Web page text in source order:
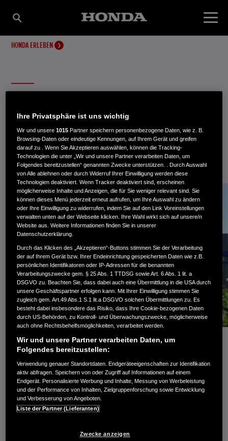
HONDA ERLEBEN
RESEARCH & DEVELOPMENT
Honda R&D Europe, mit Standorten in Deutschland,
Italien und England, ist ein integraler Bestandteil der
Honda Organisation in Europa.
Im Rahmen seiner unabhängigen Organisationsstruktur
kooperiert Honda R&D Europe mit den Honda
Produktbereiche Automobile und Motorräder in einer
Ihre Privatsphäre ist uns wichtig
Wir und unsere1015 Partner speichern personenbezogene Daten, wie z. B.
Browsing-Daten oder eindeutige Kennungen, auf Ihrem Gerät und greifen
darauf zu . Wenn Sie Akzeptieren auswählen, können die Tracking-
Technologien die unter „Wir und unsere Partner verarbeiten Daten, um
Folgendes bereitzustellen“ genannten Zwecke unterstützen. . Durch Auswahl
von Alle ablehnen oder durch Widerruf Ihrer Einwilligung werden diese
Technologien deaktiviert. Wenn Tracker deaktiviert sind, erscheinen
möglicherweise Inhalte und Anzeigen, die für Sie weniger relevant sind. Sie
können dieses Menü jederzeit erneut aufrufen, um Ihre Auswahl zu ändern
oder Ihre Einwilligung zu widerrufen, indem Sie auf den Link Voreinstellungen
verwalten unten auf der Webseite klicken. Ihre Wahl wirkt sich auf unsere/n
Website aus. Weitere Informationen finden Sie in unserer
Datenschutzerklärung.
Durch das Klicken des „Akzeptieren“-Buttons stimmen Sie der Verarbeitung
der auf Ihrem Gerät bzw. Ihrer Endeinrichtung gespeicherten Daten wie z.B.
persönlichen Identifikatoren oder IP-Adressen für die benannten
Verarbeitungszwecke gem. § 25 Abs. 1 TTDSG sowie Art. 6 Abs. 1 lit. a
DSGVO zu. Beachten Sie, dass dabei auch eine Übermittlung in die USA durch
unsere Geschäftspartner erfolgen kann. Mit Ihrer Einwilligung stimmen Sie
zugleich gem. Art.49 Abs.1 S.1 lit.a DSGVO solchen Übermittlungen zu. Es
besteht dabei insbesondere das Risiko, dass Ihre Cookie-bezogenen Daten
durch US-Behörden, zu Kontroll- und Überwachungszwecke, möglicherweise
auch ohne Rechtsbehelfsmöglichkeiten, verarbeitet werden.
Wir und unsere Partner verarbeiten Daten, um
Folgendes bereitzustellen:
Verwendung genauer Standortdaten. Endgeräteeigenschaften zur Identifikation
aktiv abfragen. Speichern von oder Zugriff auf Informationen auf einem
Endgerät. Personalisierte Werbung und Inhalte, Messung von Werbeleistung
und der Performance von Inhalten, Zielgruppenforschung sowie Entwicklung
und Verbesserung von Angeboten.
Liste der Partner (Lieferanten)
Zwecke anzeigen